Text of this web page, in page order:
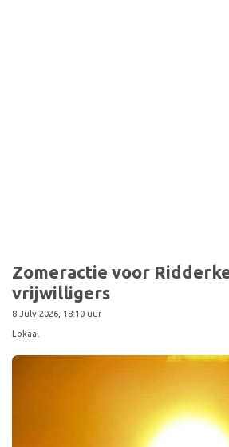
Zomeractie voor
vrijwilligers
8 July 2026, 18:10 uur
Lokaal